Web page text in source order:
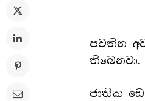
පවතින
තිබෙනවා.
ජාතික